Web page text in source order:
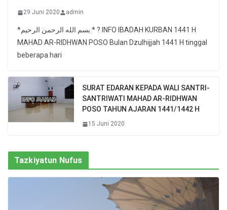
29 Juni 2020 admin
*بسم الله الرحمن الرحيم.* ? INFO IBADAH KURBAN 1441 H
MAHAD AR-RIDHWAN POSO Bulan Dzulhijjah 1441 H tinggal
beberapa hari
SURAT EDARAN KEPADA WALI SANTRI-
SANTRIWATI MAHAD AR-RIDHWAN
POSO TAHUN AJARAN 1441/1442 H
15 Juni 2020
Tazkiyatun Nufus